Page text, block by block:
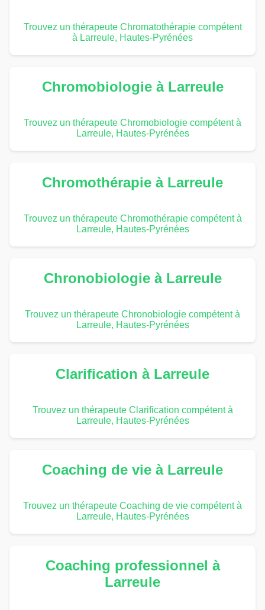
Trouvez un thérapeute Chromatothérapie compétent
à Larreule, Hautes-Pyrénées
Chromobiologie à Larreule
Trouvez un thérapeute Chromobiologie compétent à
Larreule, Hautes-Pyrénées
Chromothérapie à Larreule
Trouvez un thérapeute Chromothérapie compétent à
Larreule, Hautes-Pyrénées
Chronobiologie à Larreule
Trouvez un thérapeute Chronobiologie compétent à
Larreule, Hautes-Pyrénées
Clarification à Larreule
Trouvez un thérapeute Clarification compétent à
Larreule, Hautes-Pyrénées
Coaching de vie à Larreule
Trouvez un thérapeute Coaching de vie compétent à
Larreule, Hautes-Pyrénées
Coaching professionnel à
Larreule